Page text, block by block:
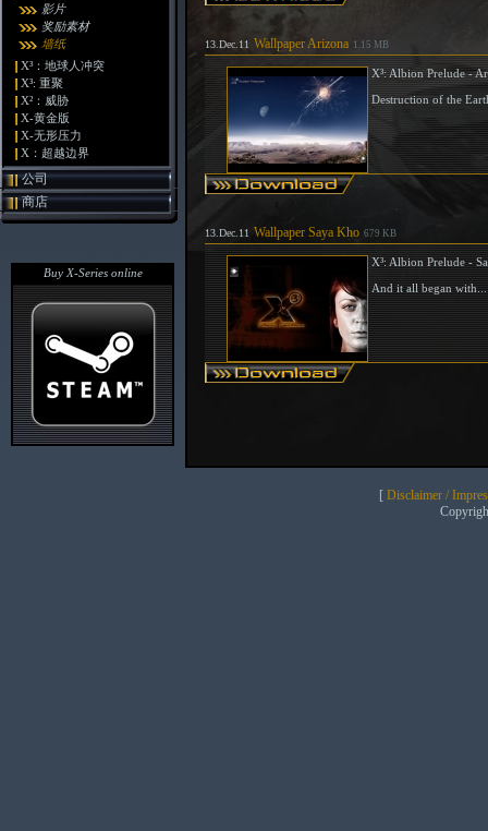
影片
奖励素材
墙纸
X³：地球人冲突
X³: 重聚
X²：威胁
X-黄金版
X-无形压力
X：超越边界
公司
商店
Buy X-Series online
13.Dec.11 Wallpaper Arizona 1.15 MB
X³: Albion Prelude -
Destruction of the
13.Dec.11 Wallpaper Saya Kho 679 KB
X³: Albion Prelude -
And it all began
[ Disclaimer /